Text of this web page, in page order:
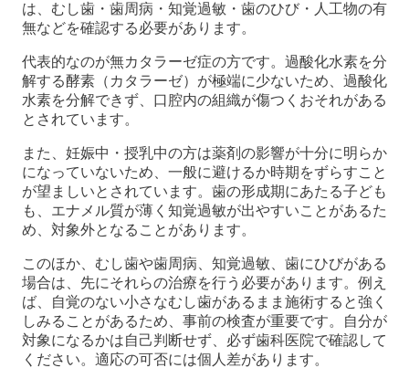
は、むし歯・歯周病・知覚過敏・歯のひび・人工物の有
無などを確認する必要があります。
代表的なのが無カタラーゼ症の方です。過酸化水素を分
解する酵素（カタラーゼ）が極端に少ないため、過酸化
水素を分解できず、口腔内の組織が傷つくおそれがある
とされています。
また、妊娠中・授乳中の方は薬剤の影響が十分に明らか
になっていないため、一般に避けるか時期をずらすこと
が望ましいとされています。歯の形成期にあたる子ども
も、エナメル質が薄く知覚過敏が出やすいことがあるた
め、対象外となることがあります。
このほか、むし歯や歯周病、知覚過敏、歯にひびがある
場合は、先にそれらの治療を行う必要があります。例え
ば、自覚のない小さなむし歯があるまま施術すると強く
しみることがあるため、事前の検査が重要です。自分が
対象になるかは自己判断せず、必ず歯科医院で確認して
ください。適応の可否には個人差があります。